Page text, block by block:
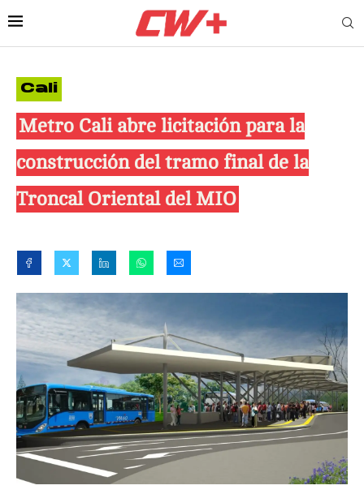
Cali
Metro Cali abre licitación para la
construcción del tramo final de la
Troncal Oriental del MIO